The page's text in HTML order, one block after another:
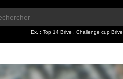
Ex. : Top 14 Brive Challenge cup Brive